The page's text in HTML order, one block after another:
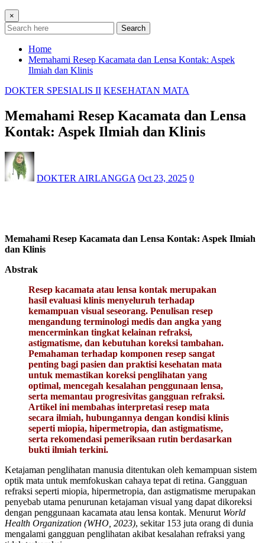
×
Search
Home
Memahami Resep Kacamata dan Lensa Kontak: Aspek
Ilmiah dan Klinis
DOKTER SPESIALIS II KESEHATAN MATA
Memahami Resep Kacamata dan Lensa
Kontak: Aspek Ilmiah dan Klinis
DOKTER AIRLANGGA Oct 23, 2025 0
Memahami Resep Kacamata dan Lensa Kontak: Aspek Ilmiah
dan Klinis
Abstrak
Resep kacamata atau lensa kontak merupakan
hasil evaluasi klinis menyeluruh terhadap
kemampuan visual seseorang. Penulisan resep
mengandung terminologi medis dan angka yang
mencerminkan tingkat kelainan refraksi,
astigmatisme, dan kebutuhan koreksi tambahan.
Pemahaman terhadap komponen resep sangat
penting bagi pasien dan praktisi kesehatan mata
untuk memastikan koreksi penglihatan yang
optimal, mencegah kesalahan penggunaan lensa,
serta memantau progresivitas gangguan refraksi.
Artikel ini membahas interpretasi resep mata
secara ilmiah, hubungannya dengan kondisi klinis
seperti miopia, hipermetropia, dan astigmatisme,
serta rekomendasi pemeriksaan rutin berdasarkan
bukti ilmiah terkini.
Ketajaman penglihatan manusia ditentukan oleh kemampuan sistem
optik mata untuk memfokuskan cahaya tepat di retina. Gangguan
refraksi seperti miopia, hipermetropia, dan astigmatisme merupakan
penyebab utama penurunan ketajaman visual yang dapat dikoreksi
dengan penggunaan kacamata atau lensa kontak. Menurut World
Health Organization (WHO, 2023), sekitar 153 juta orang di dunia
mengalami gangguan penglihatan akibat kesalahan refraksi yang